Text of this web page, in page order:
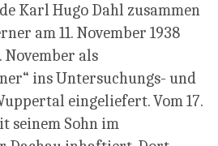
Karl Hugo Dahl zusammen
am 11. November 1938
November als
ins Untersuchungs- und
eingeliefert. Vom 17.
seinem Sohn im